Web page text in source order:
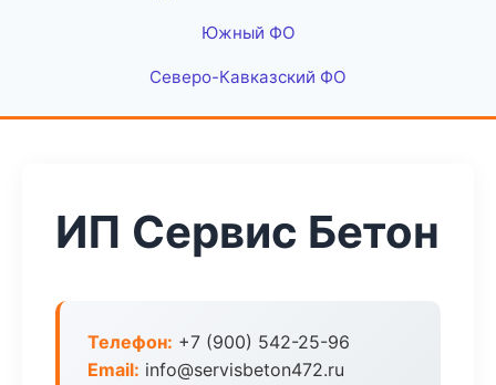
Южный ФО
Северо-Кавказский ФО
ИП Сервис Бетон
Телефон: +7 (900) 542-25-96
Email: info@servisbeton472.ru